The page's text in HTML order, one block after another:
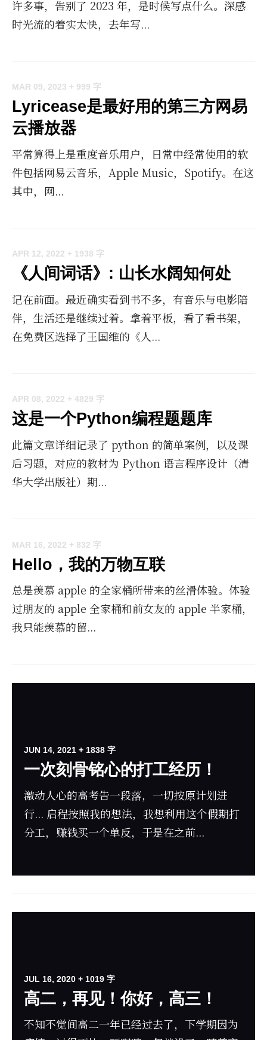
许多事，告别了 2023 年，是时候写点什么。深感
时光流的着实太快，去年写...
MAR 09, 2023 + 999 字
Lyricease是最好用的第三方网易
云播放器
平常算得上是重度音乐用户，日常中经常使用的软
件包括网易云音乐，Apple Music，Spotify。在这
其中，网...
APR 12, 2022 + 1938 字
《人间词话》: 山长水阔知何处
记在前面。最近确实看到书不多，有音乐与电影陪
伴，生活还是继续过着。拿着平板，看了看书架，
在免费区选择了王国维的《人...
APR 08, 2022 + 4829 字
这是一个Python编程题题库
此篇文章详细记录了 python 的简单案例，以及课
后习题，对应的教材为 Python 语言程序设计（清
华大学出版社）期...
MAR 16, 2022 + 832 字
Hello，我的万物互联
总是羡慕 apple 的全家桶所带来的丝滑体验。体验
过朋友的 apple 全家桶和前女友的 apple 半家桶，
我只能羡慕的留...
JUN 14, 2021 + 1838 字
一次刻骨铭心的打工经历！
激动人心的高考告一段落，一切按原计划进
行... 启程按照我的想法，我想利用这个假期打
分工，赚钱买一个单反，于是在之前...
JUL 16, 2020 + 1019 字
高二，再见！你好，高三！
不知不觉间高二一年已经过去了，下学期因为